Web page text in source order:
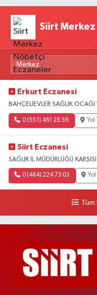
Siirt
Erkurt Eczanesi
BAHÇELİEVLER SAĞLIK OCAĞI
0 (551) 461 25 56 Yol
Siirt Eczanesi
SAĞLIK İL MÜDÜRLÜĞÜ
0 (484) 224 73 03